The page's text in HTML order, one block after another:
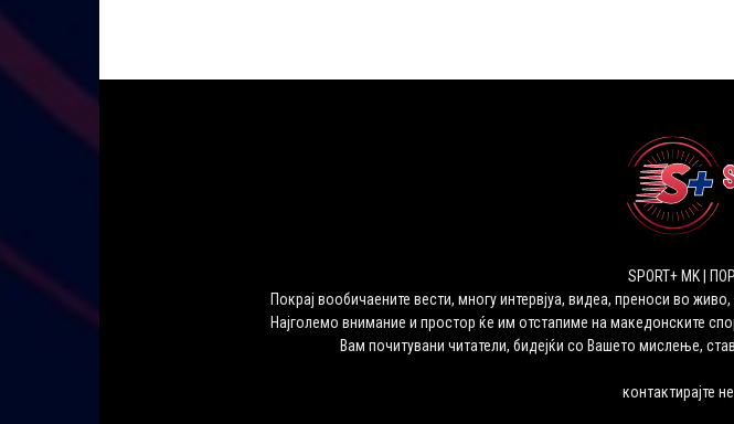
SPORT+ MK |
Покрај вообичаените вести, многу интервјуа, видеа, преноси во
Најголемо внимание и простор ќе им отстапиме на македонските
Вам почитувани читатели, бидејќи со Вашето мислење,
контактирајте